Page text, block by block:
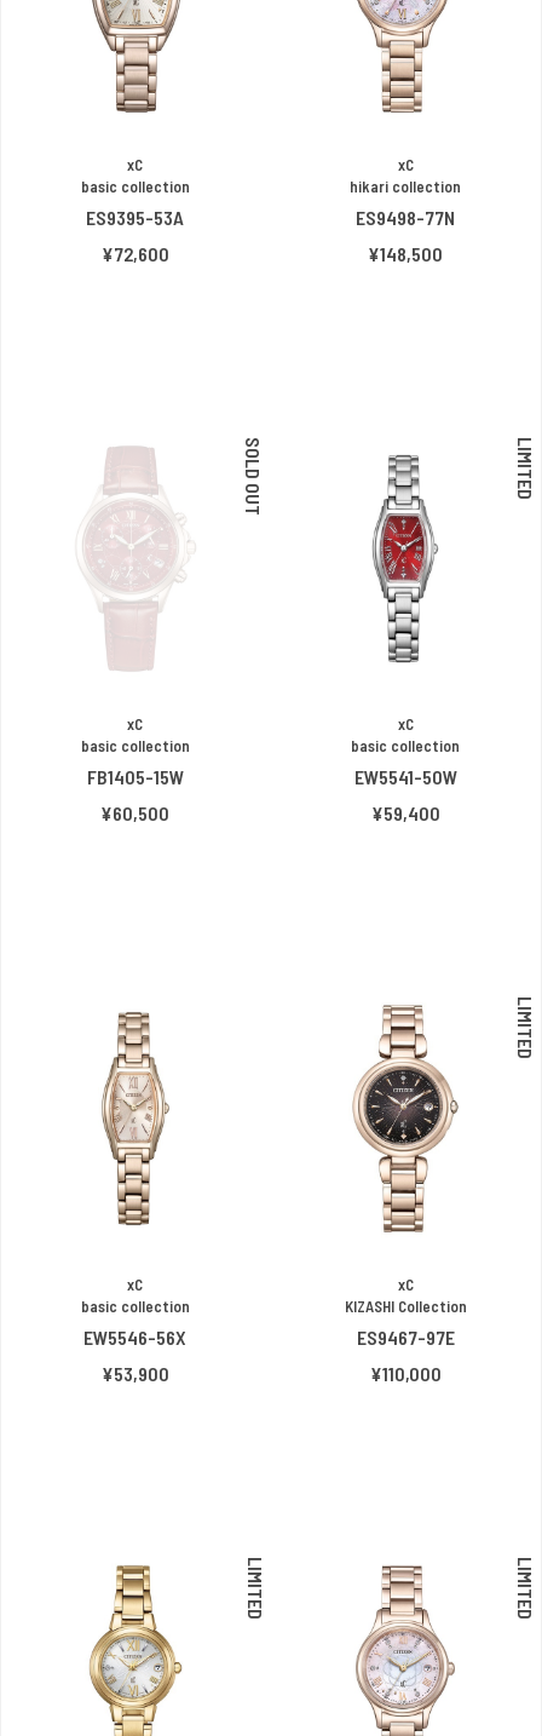
xC
basic collection
ES9395-53A
¥72,600
xC
hikari collection
ES9498-77N
¥148,500
SOLD OUT
xC
basic collection
FB1405-15W
¥60,500
LIMITED
xC
basic collection
EW5541-50W
¥59,400
xC
basic collection
EW5546-56X
¥53,900
LIMITED
xC
KIZASHI Collection
ES9467-97E
¥110,000
LIMITED LIMITED